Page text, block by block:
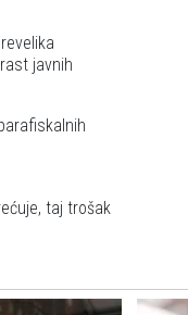
javnih
taj trošak